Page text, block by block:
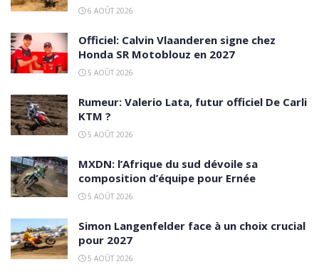
6 AOÛT 2026
Officiel: Calvin Vlaanderen signe chez
Honda SR Motoblouz en 2027
5 AOÛT 2026
Rumeur: Valerio Lata, futur officiel De Carli
KTM ?
5 AOÛT 2026
MXDN: l’Afrique du sud dévoile sa
composition d’équipe pour Ernée
5 AOÛT 2026
Simon Langenfelder face à un choix crucial
pour 2027
5 AOÛT 2026